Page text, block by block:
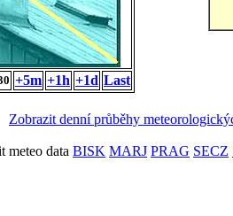
+5m +1h +1d Last
Zobrazit denní průběhy
meteo data BISK MARJ PRAG SECZ